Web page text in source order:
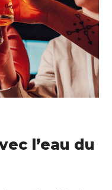
l’eau du